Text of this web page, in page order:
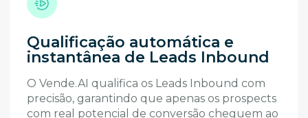
Qualificação automática e
instantânea de Leads Inbound
O Vende.AI qualifica os Leads Inbound com
precisão, garantindo que apenas os prospects
com real potencial de conversão cheguem ao